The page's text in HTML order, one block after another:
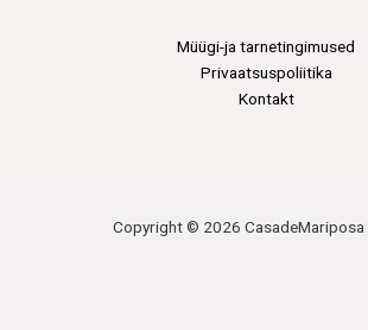
Müügi-ja tarnetingimused
Privaatsuspoliitika
Kontakt
Copyright © 2026 CasadeMariposa